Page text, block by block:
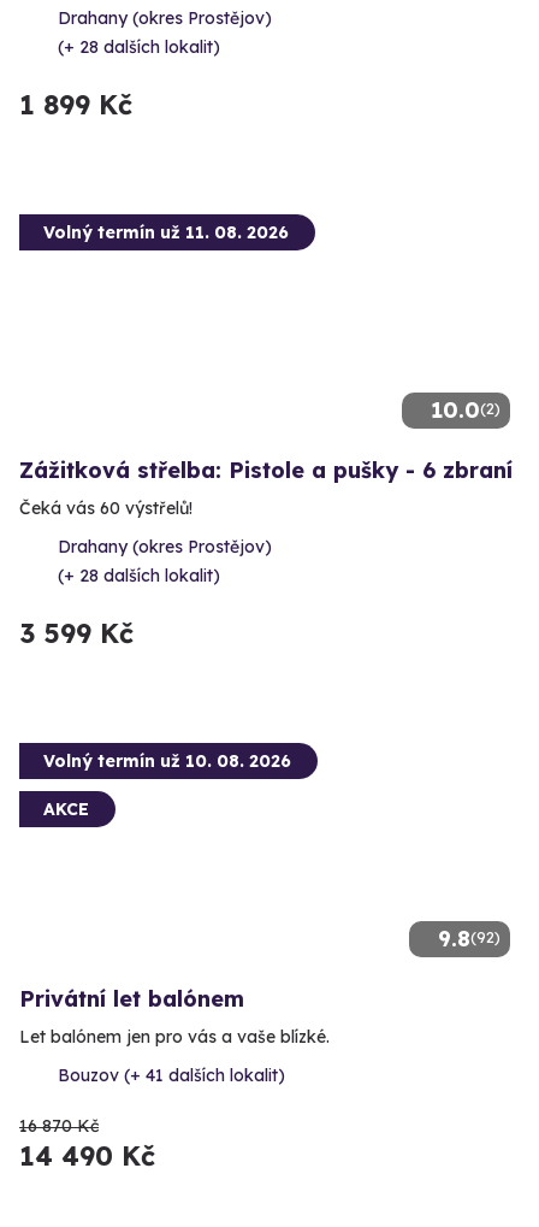
Drahany (okres Prostějov)
(+ 28 dalších lokalit)
1 899 Kč
10.0(2)
Volný termín už 11. 08. 2026
Zážitková střelba: Pistole a pušky - 6 zbraní
Čeká vás 60 výstřelů!
Drahany (okres Prostějov)
(+ 28 dalších lokalit)
3 599 Kč
9.8(92)
Volný termín už 10. 08. 2026
AKCE
Privátní let balónem
Let balónem jen pro vás a vaše blízké.
Bouzov (+ 41 dalších lokalit)
16 870 Kč
14 490 Kč